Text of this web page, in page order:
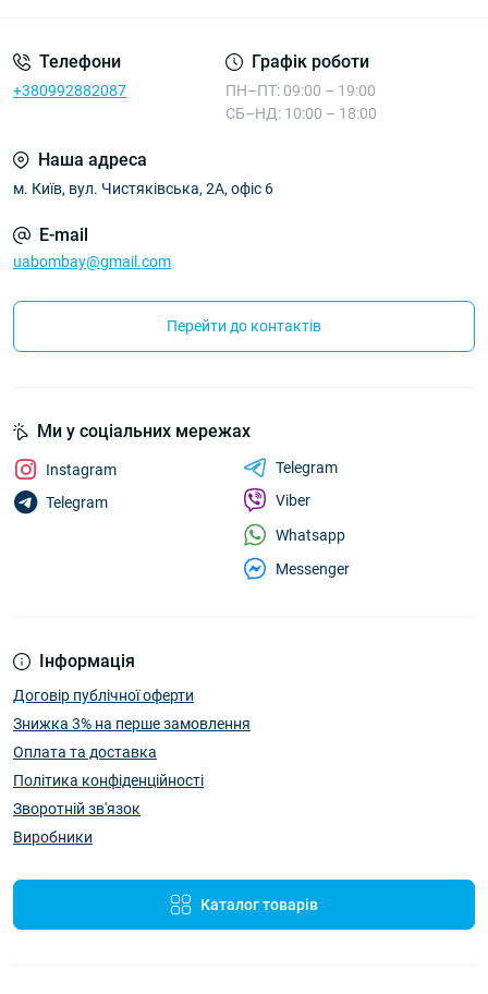
Телефони
+380992882087
Графік роботи
ПН–ПТ: 09:00 – 19:00
СБ–НД: 10:00 – 18:00
Наша адреса
м. Київ, вул. Чистяківська, 2А, офіс 6
E-mail
uabombay@gmail.com
Перейти до контактів
Інформація
Договір публічної оферти
Знижка 3% на перше замовлення
Оплата та доставка
Політика конфіденційності
Зворотній зв'язок
Виробники
Каталог товарів
Ми у соціальних мережах
Instagram
Telegram
Telegram
Viber
Whatsapp
Messenger